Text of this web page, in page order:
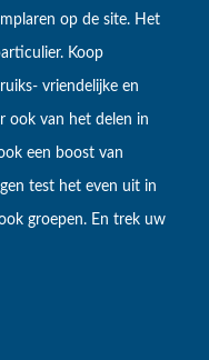
op de site. Het
Koop
vriendelijke en
ook van het delen in
een boost van
test het even uit in
groepen. En trek uw